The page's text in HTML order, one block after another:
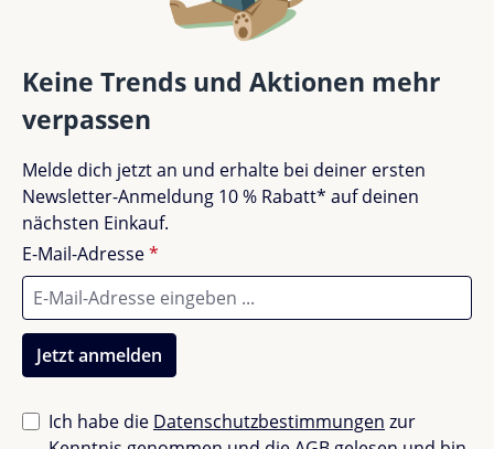
Kompatibilität:Passend für
Funktion:Hält Flaschen und Becher
Pflege:Robust, abwischbar und langlebig
Mach deine Autofahrten noch komfortabler – mit dem
Thule Becherhalter für Autositz
Lösung für mehr Ordnung und Sicherheit unterwegs!
Keine Bewertungen gefunden. Teile deine
Erfahrungen mit anderen.
Keine Trends und Aktionen mehr
verpassen
Melde dich jetzt an und erhalte bei deiner ersten
Newsletter-Anmeldung 10 % Rabatt* auf deinen
nächsten Einkauf.
E-Mail-Adresse*
Jetzt anmelden
Ich habe die Datenschutzbestimmungen zur